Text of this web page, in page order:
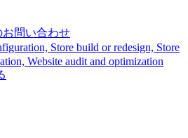
お問い合わせ
Store build or redesign, Store
Website audit and optimization